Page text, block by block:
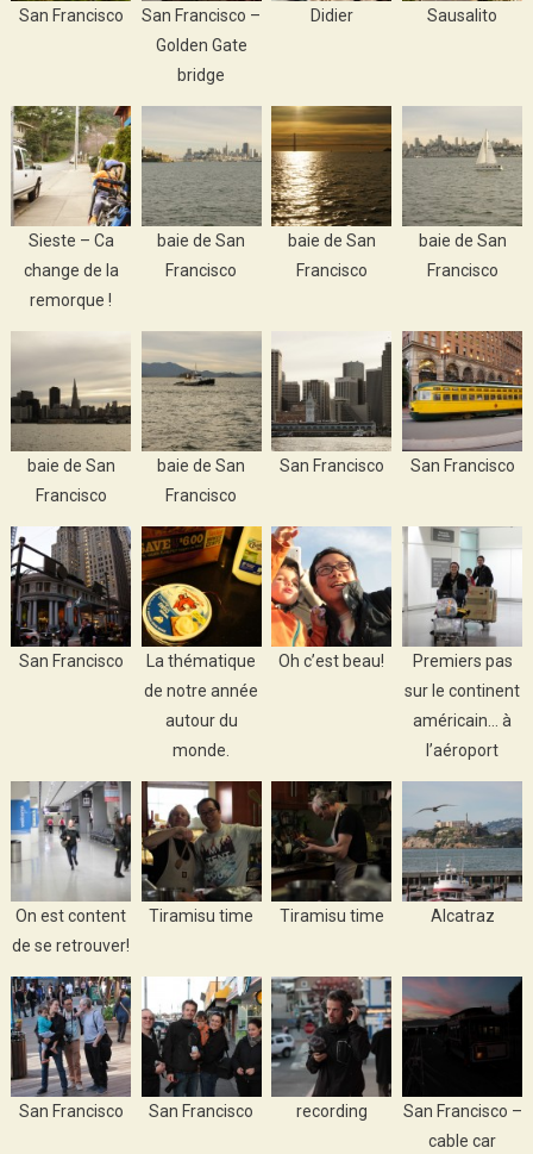
San Francisco
San Francisco –
Golden Gate
bridge
Didier Sausalito
Sieste – Ca
change de la
remorque !
baie de San
Francisco
baie de San
Francisco
baie de San
Francisco
baie de San
Francisco
baie de San
Francisco
San Francisco San Francisco
San Francisco
La thématique
de notre année
autour du
monde.
Oh c’est beau!
Premiers pas
sur le continent
américain… à
l’aéroport
On est content
de se retrouver!
Tiramisu time Tiramisu time Alcatraz
San Francisco San Francisco recording
San Francisco –
cable car